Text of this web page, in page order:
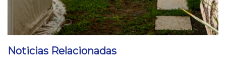
Noticias Relacionadas